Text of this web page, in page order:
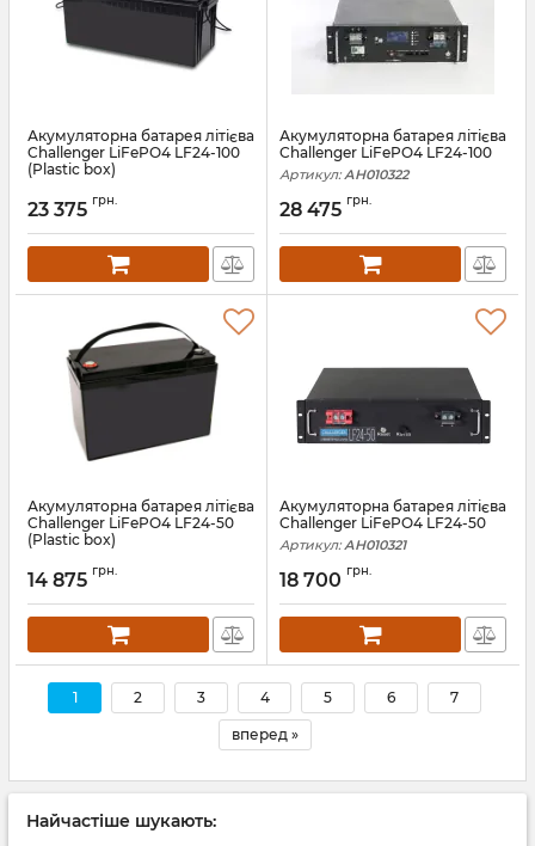
Акумуляторна батарея літієва
Challenger LiFePO4 LF24-100
(Plastic box)
23 375 грн.
Акумуляторна батарея літієва
Challenger LiFePO4 LF24-100
Артикул: АН010322
28 475 грн.
Акумуляторна батарея літієва
Challenger LiFePO4 LF24-50
(Plastic box)
14 875 грн.
Акумуляторна батарея літієва
Challenger LiFePO4 LF24-50
Артикул: АН010321
18 700 грн.
1 2 3 4 5 6 7
вперед »
Найчастіше шукають: